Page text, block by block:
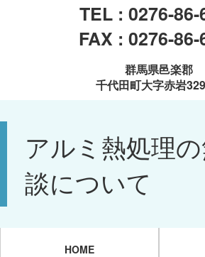
TEL : 0276-86-
FAX : 0276-86-
群馬県邑楽郡
千代田町大字赤岩
アルミ熱処理
談について
HOME